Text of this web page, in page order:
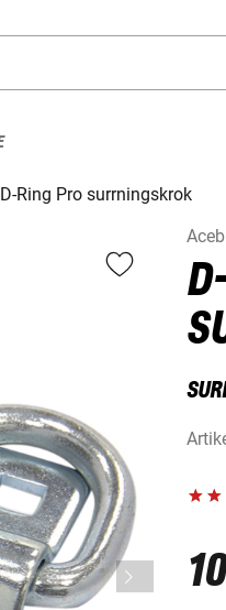
D-Ring Pro surrningskrok